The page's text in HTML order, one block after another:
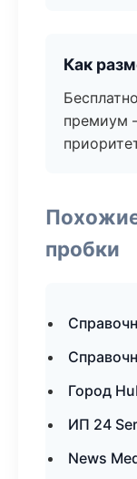
Как
премиум
пробки
Город
ИП 24
News